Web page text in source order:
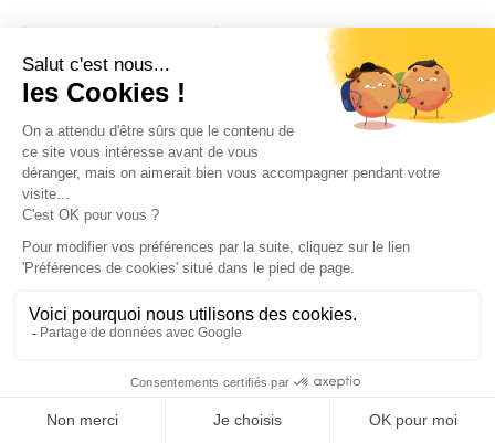
Chaque classe d’actifs remplit une fonction
spécifique :
sécuriser le capital
générer un revenu
capter la croissance mondiale
diversifier les risques
L’erreur fréquente consiste à rechercher le
stratégie efficace pour placer 1 million repose au
contraire sur une répartition intelligente entre